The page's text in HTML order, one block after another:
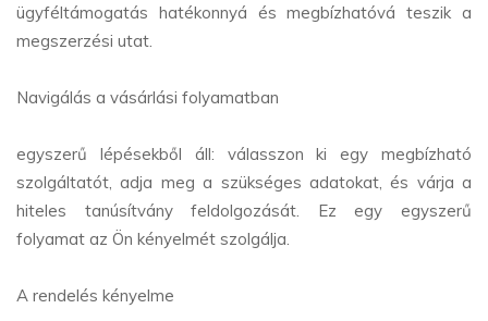
ügyféltámogatás hatékonnyá és megbízhatóvá teszik a
megszerzési utat.
Navigálás a vásárlási folyamatban
egyszerű lépésekből áll: válasszon ki egy megbízható
szolgáltatót, adja meg a szükséges adatokat, és várja a
hiteles tanúsítvány feldolgozását. Ez egy egyszerű
folyamat az Ön kényelmét szolgálja.
A rendelés kényelme